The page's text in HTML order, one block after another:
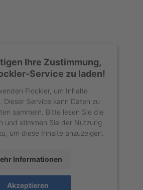
Ihre Zustimmung,
Service zu laden!
Flockler, um Inhalte
Dieser Service kann Daten zu
sammeln. Bitte lesen Sie die
und stimmen Sie der Nutzung
um diese Inhalte anzuzeigen.
Informationen
Akzeptieren